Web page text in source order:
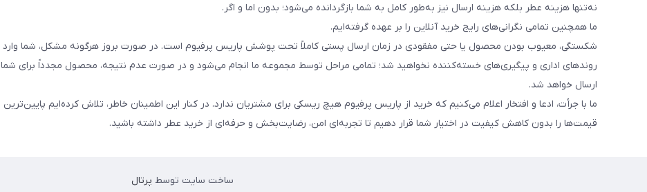
نه‌تنها هزینه عطر بلکه هزینه ارسال نیز به‌طور کامل به شما بازگردانده می‌شود؛ بدون اما و اگر.
ما همچنین تمامی نگرانی‌های رایج خرید آنلاین را بر عهده گرفته‌ایم.
شکستگی، معیوب بودن محصول یا حتی مفقودی در زمان ارسال پستی کاملاً تحت پوشش پاریس پرفیوم است. در صورت بروز هرگونه مشکل، شما وارد
روندهای اداری و پیگیری‌های خسته‌کننده نخواهید شد؛ تمامی مراحل توسط مجموعه ما انجام می‌شود و در صورت عدم نتیجه، محصول مجدداً برای شما
ارسال خواهد شد.
ما با جرأت، ادعا و افتخار اعلام می‌کنیم که خرید از پاریس پرفیوم هیچ ریسکی برای مشتریان ندارد. در کنار این اطمینان خاطر، تلاش کرده‌ایم پایین‌ترین
قیمت‌ها را بدون کاهش کیفیت در اختیار شما قرار دهیم تا تجربه‌ای امن، رضایت‌بخش و حرفه‌ای از خرید عطر داشته باشید.
ساخت سایت توسط پرتال